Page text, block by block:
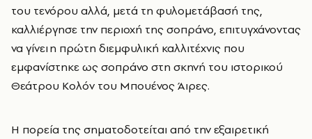
του τενόρου αλλά, μετά τη φυλομετάβασή της,
καλλιέργησε την περιοχή της σοπράνο, επιτυγχάνοντας
να γίνει η πρώτη διεμφυλική καλλιτέχνις που
εμφανίστηκε ως σοπράνο στη σκηνή του ιστορικού
Θεάτρου Κολόν του Μπουένος Άιρες.
Η πορεία της σηματοδοτείται από την εξαιρετική